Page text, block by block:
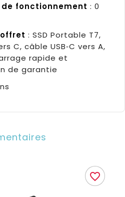
fonctionnement : 0
: SSD Portable T7,
C, câble USB‑C vers A,
rapide et
de garantie
favorite_border